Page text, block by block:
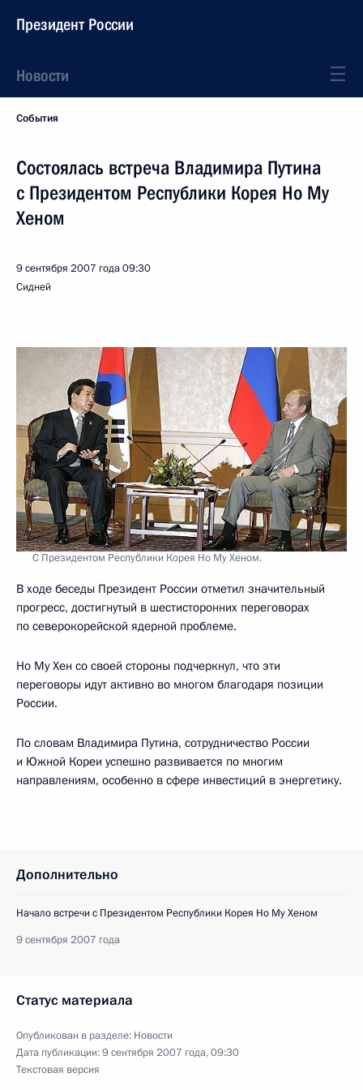
Президент России
Новости
События
Состоялась встреча Владимира Путина
с Президентом Республики Корея Но Му
Хеном
9 сентября 2007 года09:30
Сидней
С Президентом Республики Корея Но Му Хеном.
В ходе беседы Президент России отметил значительный
прогресс, достигнутый в шестисторонних переговорах
по северокорейской ядерной проблеме.
Но Му Хен со своей стороны подчеркнул, что эти
переговоры идут активно во многом благодаря позиции
России.
По словам Владимира Путина, сотрудничество России
и Южной Кореи успешно развивается по многим
направлениям, особенно в сфере инвестиций в энергетику.
Дополнительно
Начало встречи с Президентом Республики Корея Но Му Хеном
9 сентября 2007 года
Статус материала
Опубликован в разделе: Новости
Дата публикации:9 сентября 2007 года, 09:30
Текстовая версия